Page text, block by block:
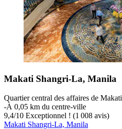
Makati Shangri-La, Manila
Quartier central des affaires de Makati
‐À 0,05 km du centre-ville
9,4/10 Exceptionnel ! (1 008 avis)
Makati Shangri-La, Manila